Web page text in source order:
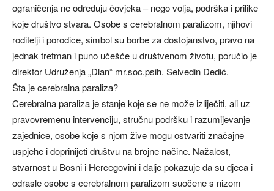
ograničenja ne određuju čovjeka – nego volja, podrška i prilike
koje društvo stvara. Osobe s cerebralnom paralizom, njihovi
roditelji i porodice, simbol su borbe za dostojanstvo, pravo na
jednak tretman i puno učešće u društvenom životu, poručio je
direktor Udruženja „Dlan“ mr.soc.psih. Selvedin Dedić.
Šta je cerebralna paraliza?
Cerebralna paraliza je stanje koje se ne može izliječiti, ali uz
pravovremenu intervenciju, stručnu podršku i razumijevanje
zajednice, osobe koje s njom žive mogu ostvariti značajne
uspjehe i doprinijeti društvu na brojne načine. Nažalost,
stvarnost u Bosni i Hercegovini i dalje pokazuje da su djeca i
odrasle osobe s cerebralnom paralizom suočene s nizom